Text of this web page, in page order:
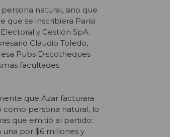
natural, sino que
que se inscribiera Parisi
y Gestión SpA.
Claudio Toledo,
Pubs Discotheques
facultades
que Azar facturara
como persona natural, lo
que emitió al partido:
una por $6 millones y